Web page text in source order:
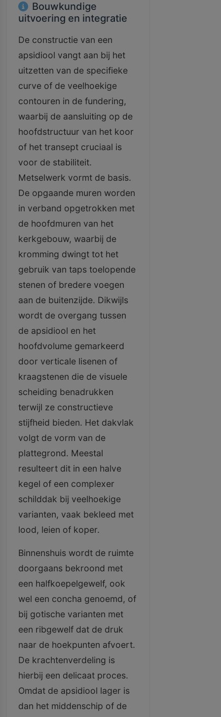
Bouwkundige
uitvoering en integratie
De constructie van een
apsidiool vangt aan bij het
uitzetten van de specifieke
curve of de veelhoekige
contouren in de fundering,
waarbij de aansluiting op de
hoofdstructuur van het koor
of het transept cruciaal is
voor de stabiliteit.
Metselwerk vormt de basis.
De opgaande muren worden
in verband opgetrokken met
de hoofdmuren van het
kerkgebouw, waarbij de
kromming dwingt tot het
gebruik van taps toelopende
stenen of bredere voegen
aan de buitenzijde. Dikwijls
wordt de overgang tussen
de apsidiool en het
hoofdvolume gemarkeerd
door verticale lisenen of
kraagstenen die de visuele
scheiding benadrukken
terwijl ze constructieve
stijfheid bieden. Het dakvlak
volgt de vorm van de
plattegrond. Meestal
resulteert dit in een halve
kegel of een complexer
schilddak bij veelhoekige
varianten, vaak bekleed met
lood, leien of koper.
Binnenshuis wordt de ruimte
doorgaans bekroond met
een halfkoepelgewelf, ook
wel een concha genoemd, of
bij gotische varianten met
een ribgewelf dat de druk
naar de hoekpunten afvoert.
De krachtenverdeling is
hierbij een delicaat proces.
Omdat de apsidiool lager is
dan het middenschip of de